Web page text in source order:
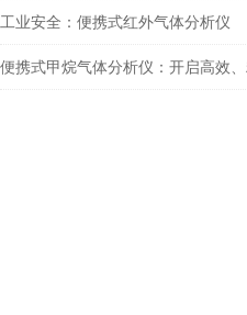
因素的影响？
工业安全：便携式红外气体分析仪
便携式甲烷气体分析仪：开启高效